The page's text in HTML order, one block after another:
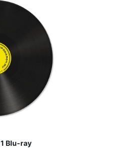
1 Blu-ray